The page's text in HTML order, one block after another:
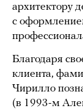
архитектору
с
Благодаря
клиента,
Чирилло
(в 1993-м